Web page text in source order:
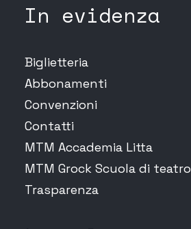
In evidenza
Biglietteria
Abbonamenti
Convenzioni
Contatti
MTM Accademia Litta
MTM Grock Scuola di teatro
Trasparenza